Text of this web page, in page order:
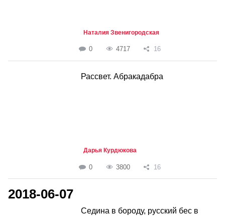
Наталия Звенигородская
0 4717 16
Рассвет. Абракадабра
Дарья Курдюкова
0 3800 16
2018-06-07
Седина в бороду, русский бес в